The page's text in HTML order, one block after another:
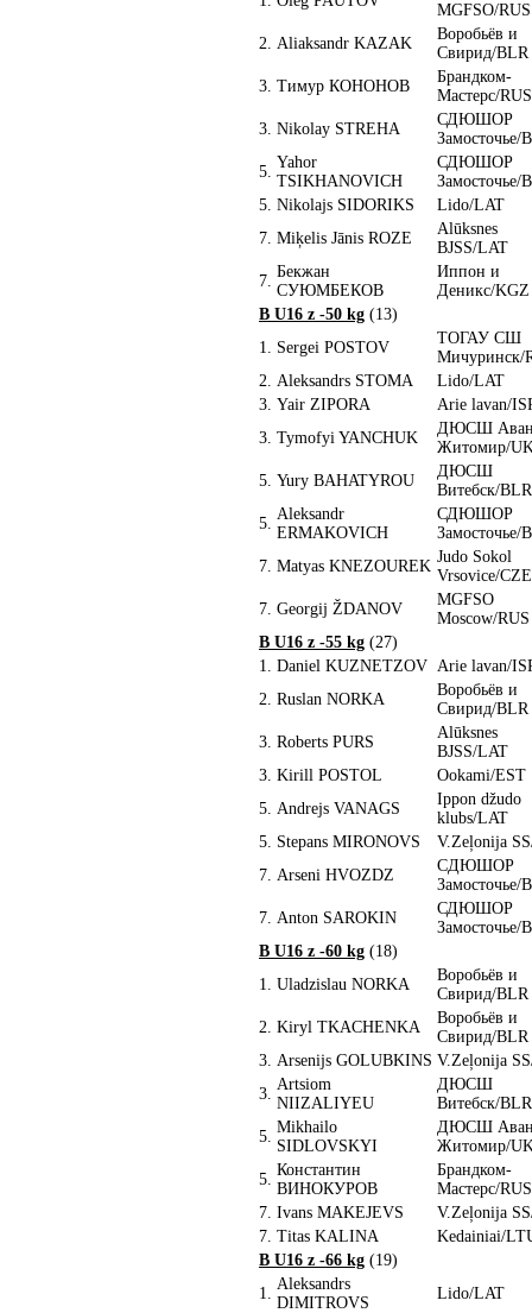
MGFSO/RUS
2. Aliaksandr KAZAK
Воробьёв и
Свирид/BLR
3. Тимур КОНОНОВ
Брандком-
Мастерс/RUS
3. Nikolay STREHA
СДЮШОР
Замосточье/
5.
Yahor
TSIKHANOVICH
СДЮШОР
Замосточье/
5. Nikolajs SIDORIKS
Lido/LAT
7. Miķelis Jānis ROZE
Alūksnes
BJSS/LAT
7.
Бекжан
СУЮМБЕКОВ
Иппон и
Деникс/KGZ
B U16 z -50 kg (13)
1. Sergei POSTOV
ТОГАУ СШ
Мичуринск/
2. Aleksandrs STOMA
Lido/LAT
3. Yair ZIPORA
Arie lavan/
3. Tymofyi YANCHUK
ДЮСШ
Житомир/
5. Yury BAHATYROU
ДЮСШ
Витебск/BLR
5.
Aleksandr
ERMAKOVICH
СДЮШОР
Замосточье/
7. Matyas KNEZOUREK
Judo Sokol
Vrsovice/CZE
7. Georgij ŽDANOV
MGFSO
Moscow/RUS
B U16 z -55 kg (27)
1. Daniel KUZNETZOV Arie lavan/
2. Ruslan NORKA
Воробьёв и
Свирид/BLR
3. Roberts PURS
Alūksnes
BJSS/LAT
3. Kirill POSTOL
Ookami/EST
5. Andrejs VANAGS
Ippon džudo
klubs/LAT
5. Stepans MIRONOVS
V.Zeļonija
7. Arseni HVOZDZ
CДЮШОР
Замосточье/
7. Anton SAROKIN
СДЮШОР
Замосточье/
B U16 z -60 kg (18)
1. Uladzislau NORKA
Воробьёв и
Свирид/BLR
2. Kiryl TKACHENKA
Воробьёв и
Свирид/BLR
3. Arsenijs GOLUBKINS V.Zeļonija
3.
Artsiom
NIIZALIYEU
ДЮСШ
Витебск/BLR
5.
Mikhailo
SIDLOVSKYI
ДЮСШ
Житомир/
5.
Константин
ВИНОКУРОВ
Брандком-
Мастерс/RUS
7. Ivans MAKEJEVS
V.Zeļonija
7. Titas KALINA
Kedainiai/
B U16 z -66 kg (19)
1.
Aleksandrs
DIMITROVS
Lido/LAT